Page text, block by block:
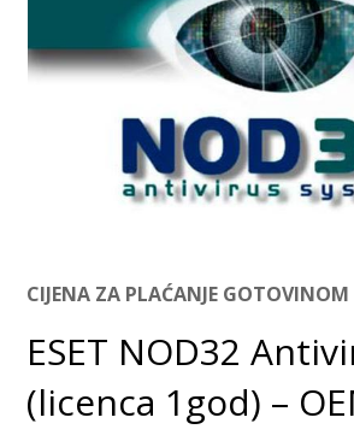
CIJENA ZA PLAĆANJE GOTOVINOM
ESET NOD32
(licenca 1god) –